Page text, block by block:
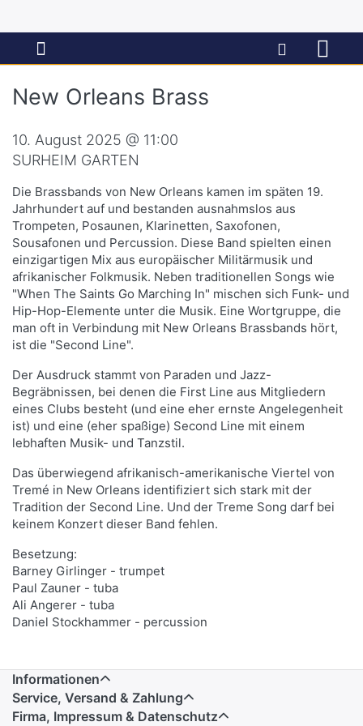
New Orleans Brass
10. August 2025 @ 11:00
SURHEIM GARTEN
Die Brassbands von New Orleans kamen im späten 19.
Jahrhundert auf und bestanden ausnahmslos aus
Trompeten, Posaunen, Klarinetten, Saxofonen,
Sousafonen und Percussion. Diese Band spielten einen
einzigartigen Mix aus europäischer Militärmusik und
afrikanischer Folkmusik. Neben traditionellen Songs wie
"When The Saints Go Marching In" mischen sich Funk- und
Hip-Hop-Elemente unter die Musik. Eine Wortgruppe, die
man oft in Verbindung mit New Orleans Brassbands hört,
ist die "Second Line".
Der Ausdruck stammt von Paraden und Jazz-
Begräbnissen, bei denen die First Line aus Mitgliedern
eines Clubs besteht (und eine eher ernste Angelegenheit
ist) und eine (eher spaßige) Second Line mit einem
lebhaften Musik- und Tanzstil.
Das überwiegend afrikanisch-amerikanische Viertel von
Tremé in New Orleans identifiziert sich stark mit der
Tradition der Second Line. Und der Treme Song darf bei
keinem Konzert dieser Band fehlen.
Besetzung:
Barney Girlinger - trumpet
Paul Zauner - tuba
Ali Angerer - tuba
Daniel Stockhammer - percussion
Informationen
Service, Versand & Zahlung
Firma, Impressum & Datenschutz